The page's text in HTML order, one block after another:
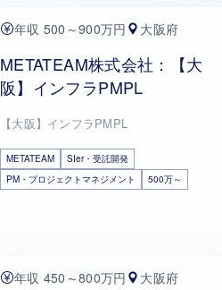
年収 500～900万円 大阪府
METATEAM株式会社：【大
阪】インフラPMPL
【大阪】インフラPMPL
METATEAM
SIer・受託開発
PM・プロジェクトマネジメント
500万～
年収 450～800万円 大阪府